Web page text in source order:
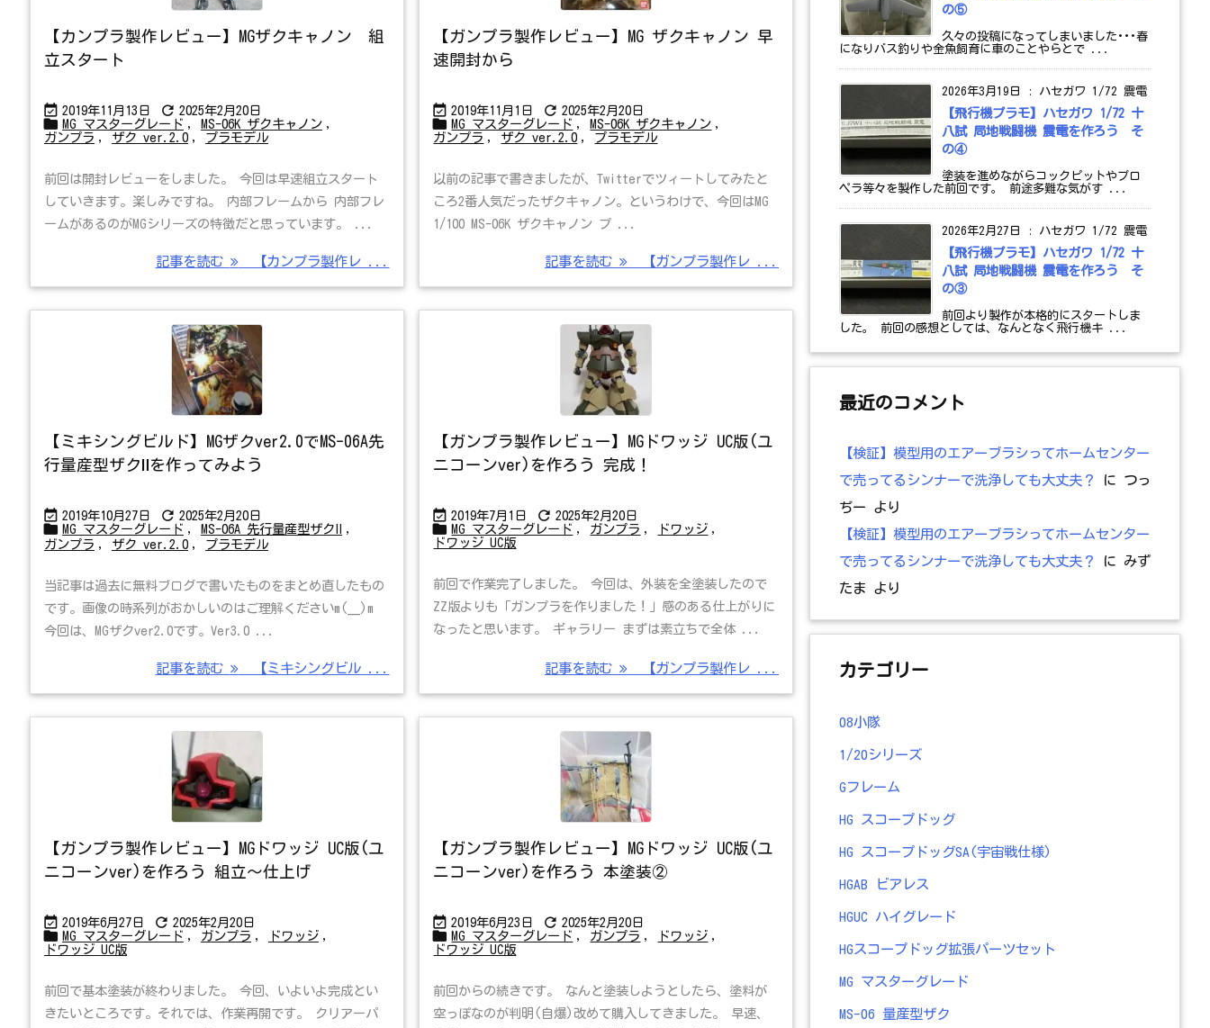
【カンプラ製作レビュー】MGザクキャノン 組
立スタート
 2019年11月13日  2025年2月20日
 MG マスターグレード , MS-06K ザクキャノン ,
ガンプラ , ザク ver.2.0 , プラモデル
前回は開封レビューをしました。 今回は早速組立スタート
していきます。楽しみですね。 内部フレームから 内部フレ
ームがあるのがMGシリーズの特徴だと思っています。 ...
記事を読む 【カンプラ製作レ ...
【ガンプラ製作レビュー】MG ザクキャノン 早
速開封から
 2019年11月1日  2025年2月20日
 MG マスターグレード , MS-06K ザクキャノン ,
ガンプラ , ザク ver.2.0 , プラモデル
以前の記事で書きましたが、Twitterでツィートしてみたと
ころ2番人気だったザクキャノン。というわけで、今回はMG
1/100 MS-06K ザクキャノン プ ...
記事を読む 【ガンプラ製作レ ...
【ミキシングビルド】MGザクver2.0でMS-06A先
行量産型ザクⅡを作ってみよう
 2019年10月27日  2025年2月20日
 MG マスターグレード , MS-06A 先行量産型ザクⅡ
,
ガンプラ , ザク ver.2.0 , プラモデル
当記事は過去に無料ブログで書いたものをまとめ直したもの
です。画像の時系列がおかしいのはご理解くださいm(__)m
今回は、MGザクver2.0です。Ver3.0 ...
記事を読む 【ミキシングビル ...
【ガンプラ製作レビュー】MGドワッジ UC版(ユ
ニコーンver)を作ろう 完成！
 2019年7月1日  2025年2月20日
 MG マスターグレード , ガンプラ , ドワッジ ,
ドワッジ UC版
前回で作業完了しました。 今回は、外装を全塗装したので
ZZ版よりも「ガンプラを作りました！」感のある仕上がりに
なったと思います。 ギャラリー まずは素立ちで全体 ...
記事を読む 【ガンプラ製作レ ...
【ガンプラ製作レビュー】MGドワッジ UC版(ユ
ニコーンver)を作ろう 組立～仕上げ
 2019年6月27日  2025年2月20日
 MG マスターグレード , ガンプラ , ドワッジ ,
ドワッジ UC版
前回で基本塗装が終わりました。 今回、いよいよ完成とい
きたいところです。それでは、作業再開です。 クリアーパ
【ガンプラ製作レビュー】MGドワッジ UC版(ユ
ニコーンver)を作ろう 本塗装②
 2019年6月23日  2025年2月20日
 MG マスターグレード , ガンプラ , ドワッジ ,
ドワッジ UC版
前回からの続きです。 なんと塗装しようとしたら、塗料が
空っぽなのが判明(自爆)改めて購入してきました。 早速、
の⑤
久々の投稿になってしまいました･･･春
になりバス釣りや金魚飼育に車のことやらとで ...
2026年3月19日 : ハセガワ 1/72 震電
【飛行機プラモ】ハセガワ 1/72 十
八試 局地戦闘機 震電を作ろう そ
の④
塗装を進めながらコックピットやプロ
ペラ等々を製作した前回です。 前途多難な気がす ...
2026年2月27日 : ハセガワ 1/72 震電
【飛行機プラモ】ハセガワ 1/72 十
八試 局地戦闘機 震電を作ろう そ
の③
前回より製作が本格的にスタートしま
した。 前回の感想としては、なんとなく飛行機キ ...
最近のコメント
【検証】模型用のエアーブラシってホームセンター
で売ってるシンナーで洗浄しても大丈夫？
に つっ
ぢー より
【検証】模型用のエアーブラシってホームセンター
で売ってるシンナーで洗浄しても大丈夫？
に みず
たま より
カテゴリー
08小隊
1/20シリーズ
Gフレーム
HG スコープドッグ
HG スコープドッグSA(宇宙戦仕様)
HGAB ビアレス
HGUC ハイグレード
HGスコープドッグ拡張パーツセット
MG マスターグレード
MS-06 量産型ザク